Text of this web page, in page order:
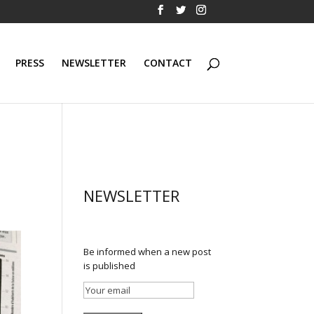
PRESS NEWSLETTER CONTACT
NEWSLETTER
Be informed when a new post
is published